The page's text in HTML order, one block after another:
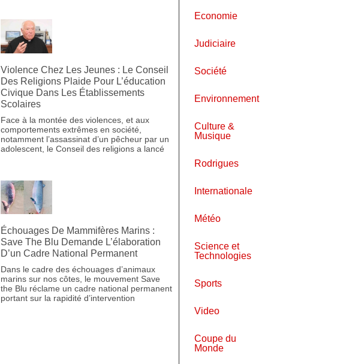
Violence Chez Les Jeunes : Le Conseil
Des Religions Plaide Pour L’éducation
Civique Dans Les Établissements
Scolaires
Face à la montée des violences, et aux
comportements extrêmes en société,
notamment l’assassinat d’un pêcheur par un
adolescent, le Conseil des religions a lancé
Échouages De Mammifères Marins :
Save The Blu Demande L’élaboration
D’un Cadre National Permanent
Dans le cadre des échouages d’animaux
marins sur nos côtes, le mouvement Save
the Blu réclame un cadre national permanent
portant sur la rapidité d’intervention
Economie
Judiciaire
Société
Environnement
Culture &
Musique
Rodrigues
Internationale
Météo
Science et
Technologies
Sports
Video
Coupe du
Monde